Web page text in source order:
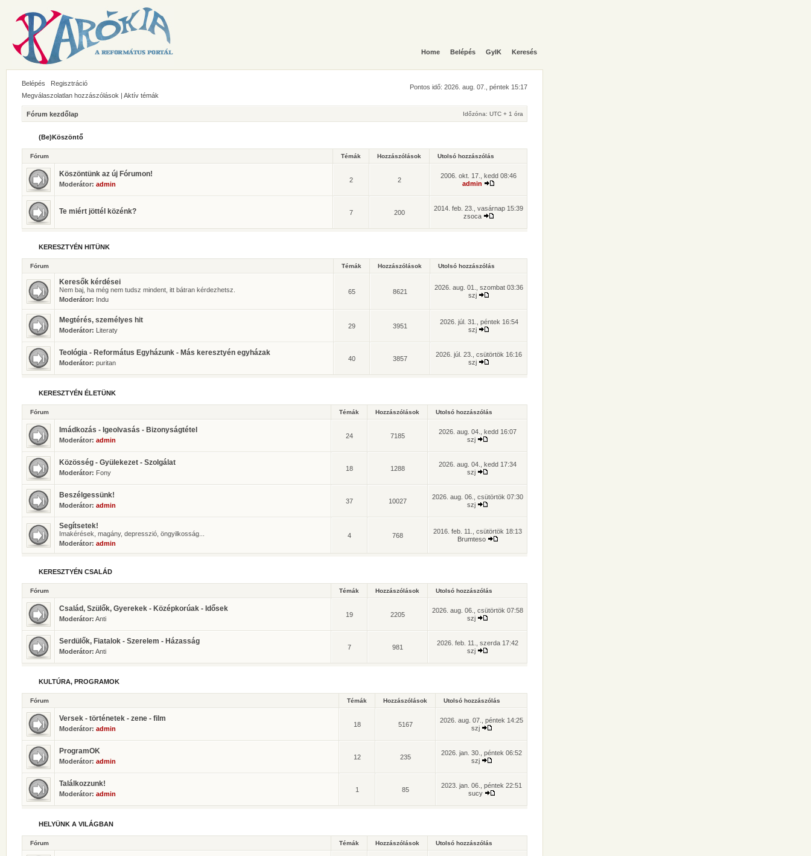
Home Belépés GyIK Keresés
Belépés Regisztráció
Pontos idő: 2026. aug. 07., péntek 15:17
Megválaszolatlan hozzászólások | Aktív témák
Fórum kezdőlap Időzóna: UTC + 1 óra
(Be)Köszöntő
Fórum Témák Hozzászólások Utolsó hozzászólás
Köszöntünk az új Fórumon!
Moderátor: admin
2 2
2006. okt. 17., kedd 08:46
admin
Te miért jöttél közénk? 7 200
2014. feb. 23., vasárnap 15:39
zsoca
KERESZTYÉN HITÜNK
Fórum Témák Hozzászólások Utolsó hozzászólás
Keresők kérdései
Nem baj, ha még nem tudsz mindent, itt bátran kérdezhetsz.
Moderátor: Indu
65 8621
2026. aug. 01., szombat 03:36
szj
Megtérés, személyes hit
Moderátor: Literaty
29 3951
2026. júl. 31., péntek 16:54
szj
Teológia - Református Egyházunk - Más keresztyén egyházak
Moderátor: puritan
40 3857
2026. júl. 23., csütörtök 16:16
szj
KERESZTYÉN ÉLETÜNK
Fórum Témák Hozzászólások Utolsó hozzászólás
Imádkozás - Igeolvasás - Bizonyságtétel
Moderátor: admin
24 7185
2026. aug. 04., kedd 16:07
szj
Közösség - Gyülekezet - Szolgálat
Moderátor: Fony
18 1288
2026. aug. 04., kedd 17:34
szj
Beszélgessünk!
Moderátor: admin
37 10027
2026. aug. 06., csütörtök 07:30
szj
Segítsetek!
Imakérések, magány, depresszió, öngyilkosság...
Moderátor: admin
4 768
2016. feb. 11., csütörtök 18:13
Brumteso
KERESZTYÉN CSALÁD
Fórum Témák Hozzászólások Utolsó hozzászólás
Család, Szülők, Gyerekek - Középkorúak - Idősek
Moderátor: Anti
19 2205
2026. aug. 06., csütörtök 07:58
szj
Serdülők, Fiatalok - Szerelem - Házasság
Moderátor: Anti
7 981
2026. feb. 11., szerda 17:42
szj
KULTÚRA, PROGRAMOK
Fórum Témák Hozzászólások Utolsó hozzászólás
Versek - történetek - zene - film
Moderátor: admin
18 5167
2026. aug. 07., péntek 14:25
szj
ProgramOK
Moderátor: admin
12 235
2026. jan. 30., péntek 06:52
szj
Találkozzunk!
Moderátor: admin
1 85
2023. jan. 06., péntek 22:51
sucy
HELYÜNK A VILÁGBAN
Fórum Témák Hozzászólások Utolsó hozzászólás